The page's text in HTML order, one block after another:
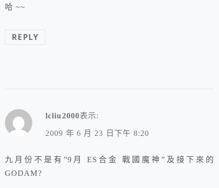
哈 ~~
REPLY
lcliu2000表示:
2009 年 6 月 23 日下午 8:20
九月份不是有”9月 ES合金 戰國魔神”及接下來的
GODAM?